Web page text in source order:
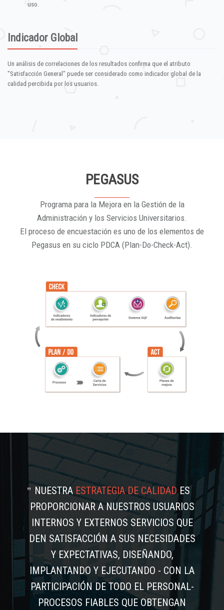
uso.
Indicador Global
Un análisis de correlaciones de los resultados confirma que el atributo
"Satisfacción General" puede ser considerado como indicador global de la
calidad percibida por los usuarios.
PEGASUS
Programa para la Mejora en la Gestión de la
Administración y los Servicios Universitarios.
El proceso de encuestación es uno de los elementos de
Pegasus en su ciclo PDCA (Plan-Do-Check-Act).
NUESTRAESTRATEGIA DE CALIDADES
PROPORCIONAR A NUESTROS USUARIOS
INTERNOS Y EXTERNOS SERVICIOS QUE
DEN SATISFACCIÓN A SUS NECESIDADES
Y EXPECTATIVAS, DISEÑANDO,
IMPLANTANDO Y EJECUTANDO - CON LA
PARTICIPACIÓN DE TODO EL PERSONAL-
PROCESOS FIABLES QUE OBTENGAN